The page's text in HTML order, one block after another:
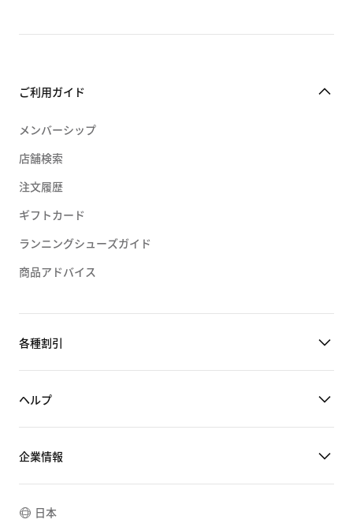
ご利用ガイド
メンバーシップ
店舗検索
注文履歴
ギフトカード
ランニングシューズガイド
商品アドバイス
各種割引
ヘルプ
企業情報
日本